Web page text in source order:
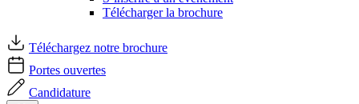
Télécharger la brochure
Téléchargez notre brochure
Portes ouvertes
Candidature